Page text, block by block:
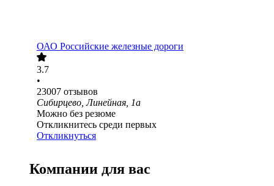
ОАО Российские железные дороги
3.7
•
23007 отзывов
Сибирцево, Линейная, 1а
Можно без резюме
Откликнитесь среди первых
Откликнуться
Компании для вас